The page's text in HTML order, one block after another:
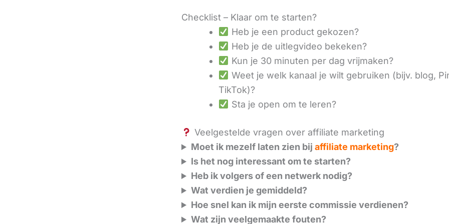
Checklist – Klaar om te starten?
Heb je een product gekozen?
Heb je de uitlegvideo bekeken?
Kun je 30 minuten per dag vrijmaken?
Weet je welk kanaal je wilt gebruiken (bijv. blog,
TikTok)?
Sta je open om te leren?
Veelgestelde vragen over affiliate marketing
Moet ik mezelf laten zien bijaffiliate marketing?
Is het nog interessant om te starten?
Heb ik volgers of een netwerk nodig?
Wat verdien je gemiddeld?
Hoe snel kan ik mijn eerste commissie verdienen?
Wat zijn veelgemaakte fouten?